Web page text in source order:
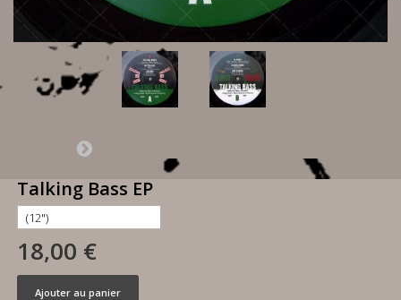
Talking Bass EP
18,00 €
Ajouter au panier